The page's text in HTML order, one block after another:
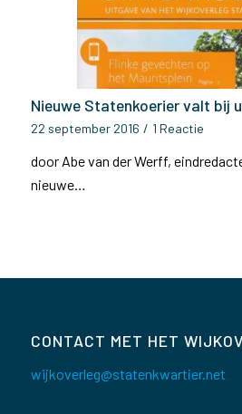
Nieuwe Statenkoerier valt bij
22 september 2016 / 1 Reactie
door Abe van der Werff,
nieuwe…
CONTACT MET HET
wijkoverleg@statenkwartier.net